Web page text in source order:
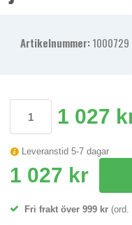
Artikelnummer:1000729
1 027
Leveranstid 5-7 dagar
1 027 kr
Fri frakt över 999 kr (ord.